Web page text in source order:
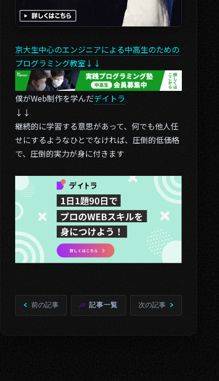
京大生中心のエンジニアによる中高生のための
プログラミング教室↓↓
僕がWeb制作を学んだデイトラ
↓↓
継続的に学習する意思があって、何でも他人任
せにするようなひとでなければ、圧倒的低価格
で、圧倒的実力が身に付きます
前の記事 記事一覧 次の記事